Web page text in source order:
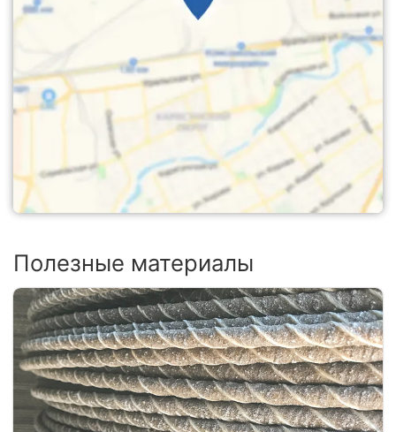
Полезные материалы